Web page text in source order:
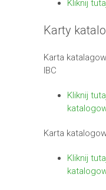
Kliknij
Karty
Karta
IBC
Kliknij
Karta
Kliknij